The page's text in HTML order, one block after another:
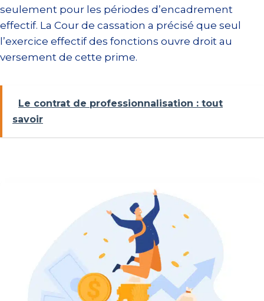
seulement pour les périodes d’encadrement
effectif. La Cour de cassation a précisé que seul
l’exercice effectif des fonctions ouvre droit au
versement de cette prime.
Le contrat de professionnalisation : tout
savoir